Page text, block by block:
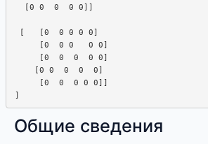
  [0 0  0  0 0]]
[   [0  0 0 0 0]
     [0  0 0   0 0]
     [0  0  0  0 0]
    [0 0  0  0  0]
     [0  0  0 0 0]]
Общие сведения